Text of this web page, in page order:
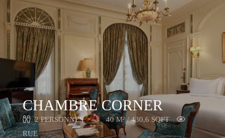
CHAMBRE CORNER
2 PERSONNES
40 M² / 430,6 SQFT
RUE